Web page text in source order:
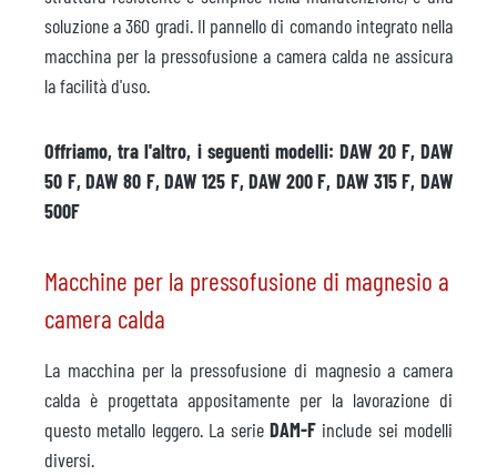
soluzione a 360 gradi. Il pannello di comando integrato nella
macchina per la pressofusione a camera calda ne assicura
la facilità d'uso.
Offriamo, tra l'altro, i seguenti modelli: DAW 20 F, DAW
50 F, DAW 80 F, DAW 125 F, DAW 200 F, DAW 315 F, DAW
500F
Macchine per la pressofusione di magnesio a
camera calda
La macchina per la pressofusione di magnesio a camera
calda è progettata appositamente per la lavorazione di
questo metallo leggero. La serie DAM-Finclude sei modelli
diversi.